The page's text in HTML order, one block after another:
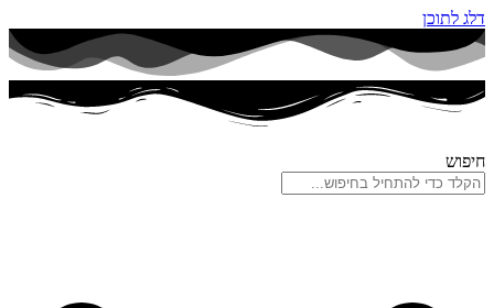
דלג לתוכן
חיפוש